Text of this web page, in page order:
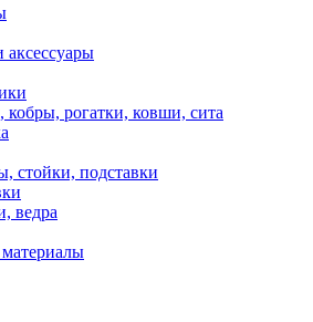
рогатки, ковши, сита
стойки, подставки
ведра